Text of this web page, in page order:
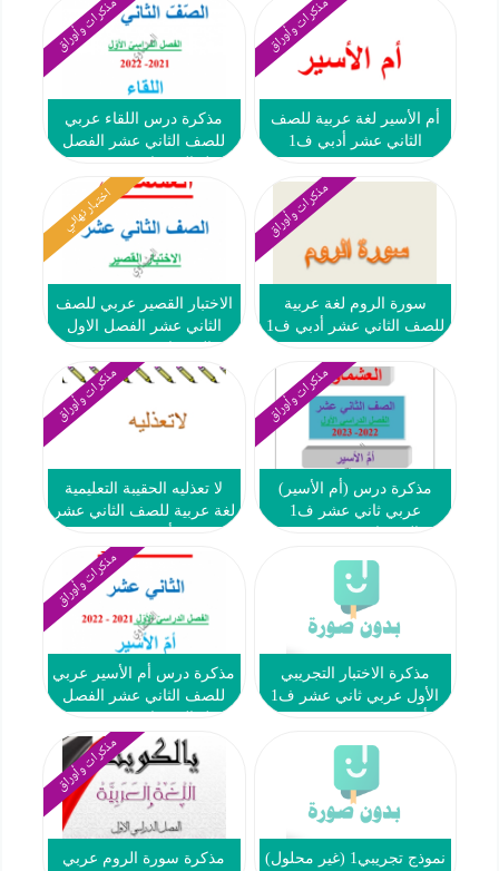
مذكرات وأوراق
أم الأسير لغة عربية للصف
الثاني عشر أدبي ف1
مذكرات وأوراق
مذكرة درس اللقاء عربي
للصف الثاني عشر الفصل
مذكرات وأوراق
سورة الروم لغة عربية
للصف الثاني عشر أدبي ف1
اختبار نهائي
الاختبار القصير عربي للصف
الثاني عشر الفصل الاول
مذكرات وأوراق
مذكرة درس (أم الأسير)
عربي ثاني عشر ف1
مذكرات وأوراق
لا تعذليه الحقيبة التعليمية
لغة عربية للصف الثاني عشر
مذكرة الاختبار التجريبي
الأول عربي ثاني عشر ف1
مذكرات وأوراق
مذكرة درس أم الأسير عربي
للصف الثاني عشر الفصل
نموذج تجريبي1 (غير محلول)
مذكرات وأوراق
مذكرة سورة الروم عربي